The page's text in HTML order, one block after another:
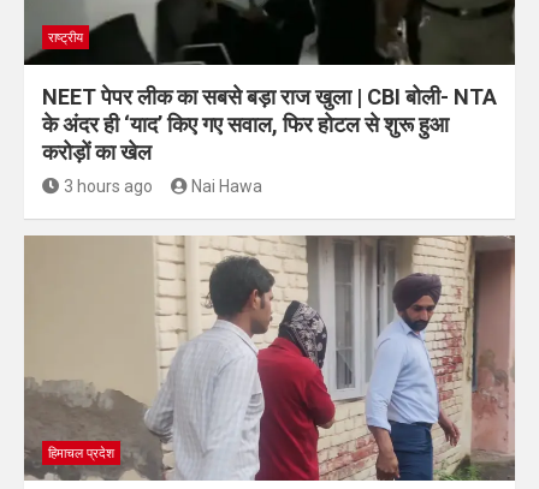
राष्ट्रीय
NEET पेपर लीक का सबसे बड़ा राज खुला | CBI बोली- NTA
के अंदर ही ‘याद’ किए गए सवाल, फिर होटल से शुरू हुआ
करोड़ों का खेल
3 hours ago Nai Hawa
हिमाचल प्रदेश